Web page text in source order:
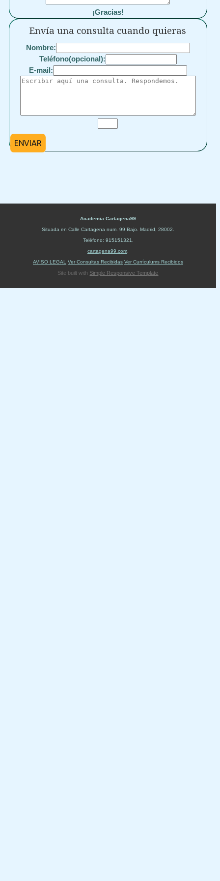
¡Gracias!
Envía una consulta cuando quieras
Nombre:
Teléfono(opcional):
E-mail:
ENVIAR
Academia Cartagena99
Situada en Calle Cartagena num. 99 Bajo Madrid 28002
Teléfono: 915151321
cartagena99.com
AVISO LEGAL
Ver Consultas Recibidas Ver Currículums Recibidos
Site built with Simple Responsive Template